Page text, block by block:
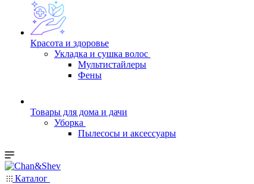
Красота и здоровье
Укладка и сушка волос
Мультистайлеры
Фены
Товары для дома и дачи
Уборка
Пылесосы и аксессуары
Каталог